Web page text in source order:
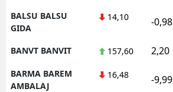
BALSU BALSU
GIDA
14,10 -0,98
BANVT BANVIT 157,60 2,20
BARMA BAREM
AMBALAJ
16,48 -9,99